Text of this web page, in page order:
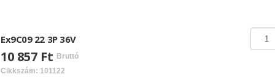
Ex9C09 22 3P 36V
10 857 Ft Bruttó
Cikkszám: 101122